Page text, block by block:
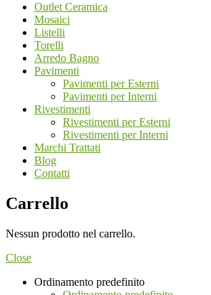
Outlet Ceramica
Mosaici
Listelli
Torelli
Arredo Bagno
Pavimenti
Pavimenti per Esterni
Pavimenti per Interni
Rivestimenti
Rivestimenti per Esterni
Rivestimenti per Interni
Marchi Trattati
Blog
Contatti
Carrello
Nessun prodotto nel carrello.
Close
Ordinamento predefinito